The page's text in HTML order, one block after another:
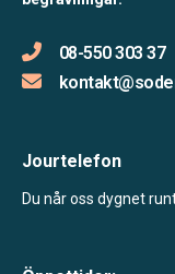
08-550 303 37
Jourtelefon
Du når oss dygnet